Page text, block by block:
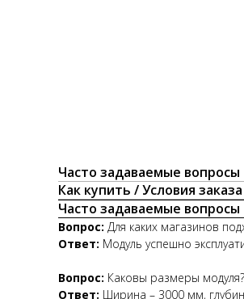
Часто задаваемые вопросы
Как купить / Условия заказа
Часто задаваемые вопросы
Вопрос: Для каких магазинов
Ответ: Модуль успешно
Вопрос: Каковы размеры модуля?
Ответ: Ширина – 3000 мм,